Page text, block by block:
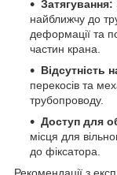
Затягування:
найближчу до
деформації та
частин крана.
Відсутність
перекосів та
трубопроводу.
Доступ для
місця для
до фіксатора.
Рекомендації з